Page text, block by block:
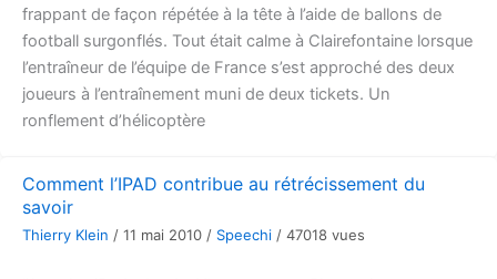
frappant de façon répétée à la tête à l’aide de ballons de
football surgonflés. Tout était calme à Clairefontaine lorsque
l’entraîneur de l’équipe de France s’est approché des deux
joueurs à l’entraînement muni de deux tickets. Un
ronflement d’hélicoptère
Comment l’IPAD contribue au rétrécissement du
savoir
Thierry Klein / 11 mai 2010 / Speechi / 47018 vues